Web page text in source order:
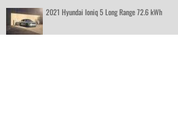
2021 Hyundai Ioniq 5 Long Range 72.6 kWh